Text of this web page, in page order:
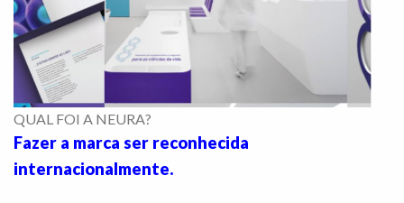
QUAL FOI A NEURA?
Fazer a marca ser reconhecida
internacionalmente.